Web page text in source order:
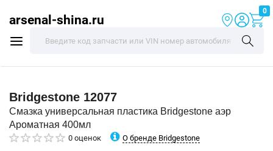
arsenal-shina.ru
0
Bridgestone 12077
Смазка универсальная пластика Bridgestone аэр
Ароматная 400мл
0 оценок О бренде Bridgestone